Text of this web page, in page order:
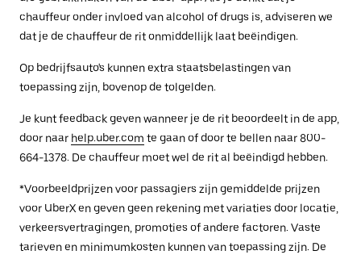
chauffeur onder invloed van alcohol of drugs is, adviseren we
dat je de chauffeur de rit onmiddellijk laat beëindigen.
Op bedrijfsauto's kunnen extra staatsbelastingen van
toepassing zijn, bovenop de tolgelden.
Je kunt feedback geven wanneer je de rit beoordeelt in de app,
door naar help.uber.com te gaan of door te bellen naar 800-
664-1378. De chauffeur moet wel de rit al beëindigd hebben.
*Voorbeeldprijzen voor passagiers zijn gemiddelde prijzen
voor UberX en geven geen rekening met variaties door locatie,
verkeersvertragingen, promoties of andere factoren. Vaste
tarieven en minimumkosten kunnen van toepassing zijn. De